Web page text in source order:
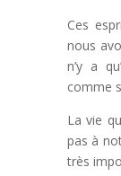
Ces
nous
n’y a
comme
La vie
pas à
très